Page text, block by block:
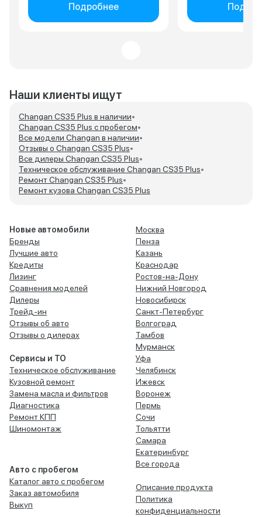
российским слоем, гарантией
на три года, и качеством
Подробнее
Наши клиенты ищут
Changan CS35 Plus в наличии•
Changan CS35 Plus с пробегом•
Все модели Changan в наличии•
Отзывы о Changan CS35 Plus•
Все дилеры Changan CS35 Plus•
Техническое обслуживание Changan CS35 Plus•
Ремонт Changan CS35 Plus•
Ремонт кузова Changan CS35 Plus
Новые автомобили
Бренды
Лучшие авто
Кредиты
Лизинг
Сравнения моделей
Дилеры
Трейд-ин
Отзывы об авто
Отзывы о дилерах
Сервисы и ТО
Техническое обслуживание
Кузовной ремонт
Замена масла и фильтров
Диагностика
Ремонт КПП
Шиномонтаж
Авто с пробегом
Каталог авто с пробегом
Заказ автомобиля
Выкуп
Москва
Пенза
Казань
Краснодар
Ростов-на-Дону
Нижний Новгород
Новосибирск
Санкт-Петербург
Волгоград
Тамбов
Мурманск
Уфа
Челябинск
Ижевск
Воронеж
Пермь
Сочи
Тольятти
Самара
Екатеринбург
Все города
Описание продукта
Политика
конфиденциальности